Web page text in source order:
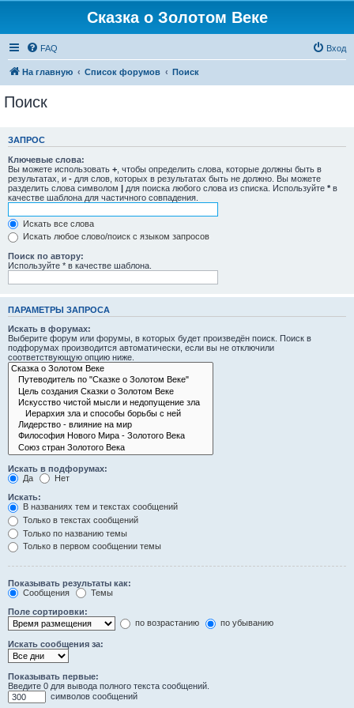
Сказка о Золотом Веке
FAQ Вход
На главную Список форумов Поиск
Поиск
ЗАПРОС
Ключевые слова:
Вы можете использовать + , чтобы определить слова, которые должны быть в
результатах, и - для слов, которых в результатах быть не должно. Вы можете
разделить слова символом | для поиска любого слова из списка. Используйте * в
качестве шаблона для частичного совпадения.
Искать все слова
Искать любое слово/поиск с языком запросов
Поиск по автору:
Используйте * в качестве шаблона.
ПАРАМЕТРЫ ЗАПРОСА
Искать в форумах:
Выберите форум или форумы, в которых будет произведён поиск. Поиск в
подфорумах производится автоматически, если вы не отключили
соответствующую опцию ниже.
Искать в подфорумах:
Да
Нет
Искать:
В названиях тем и текстах сообщений
Только в текстах сообщений
Только по названию темы
Только в первом сообщении темы
Показывать результаты как:
Сообщения
Темы
Поле сортировки:
по возрастанию
по убыванию
Искать сообщения за:
Показывать первые:
Введите 0 для вывода полного текста сообщений.
символов сообщений